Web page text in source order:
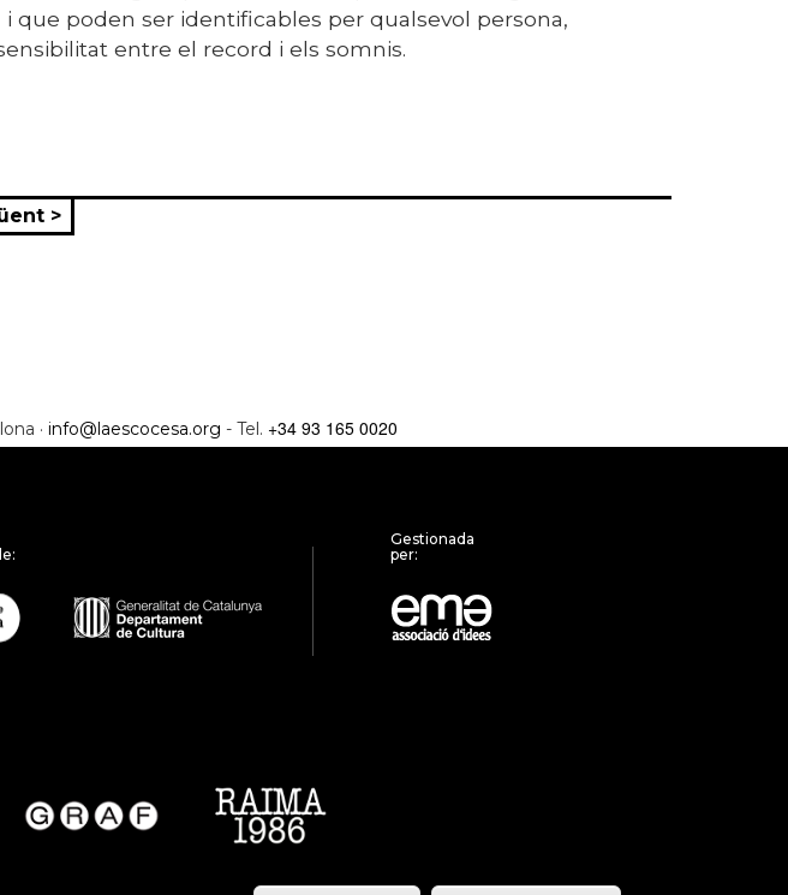
que poden ser identificables per qualsevol persona,
entre el record i els somnis.
>
· info@laescocesa.org - Tel. +34 93 165 0020
Gestionada
per: